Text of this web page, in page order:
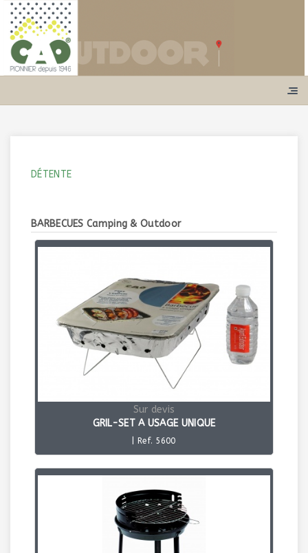
DÉTENTE
BARBECUES Camping & Outdoor
Sur devis
GRIL-SET A USAGE UNIQUE
| Ref. 5600